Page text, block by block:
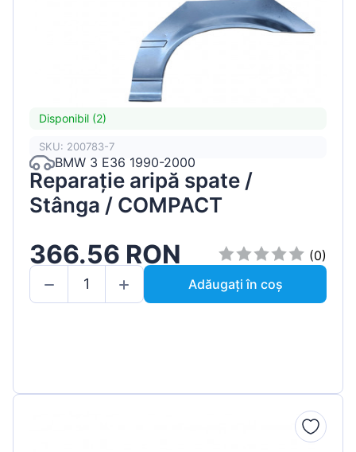
Disponibil (2)
SKU: 200783-7
BMW 3 E36 1990-2000
Reparație aripă spate /
Stânga / COMPACT
366.56 RON
(0)
Adăugați în coș